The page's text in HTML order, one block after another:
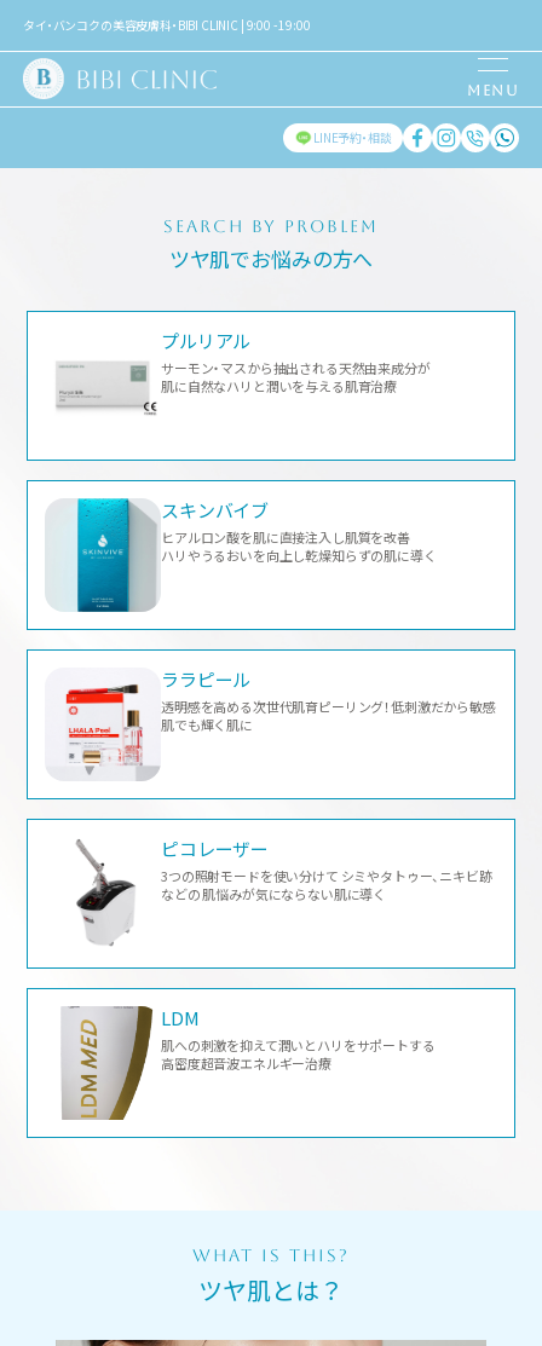
タイ・バンコクの美容皮膚科・BIBI CLINIC | 9:00 - 19:00
LINE予約・相談
SEARCH BY PROBLEM
ツヤ肌でお悩みの方へ
プルリアル
サーモン・マスから抽出される天然由来成分が
肌に自然なハリと潤いを与える肌育治療
スキンバイブ
ヒアルロン酸を肌に直接注入し肌質を改善
ハリやうるおいを向上し乾燥知らずの肌に導く
ララピール
透明感を高める次世代肌育ピーリング！低刺激だから敏感
肌でも輝く肌に
ピコレーザー
3つの照射モードを使い分けて シミやタトゥー、ニキビ跡
などの 肌悩みが気にならない肌に導く
LDM
肌への刺激を抑えて潤いとハリをサポートする
高密度超音波エネルギー治療
WHAT IS THIS?
ツヤ肌とは？